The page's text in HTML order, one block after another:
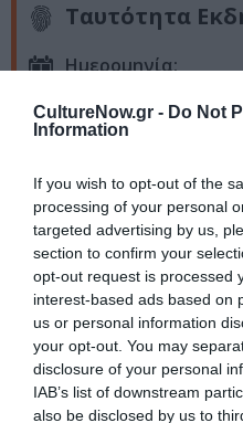
CultureNow.gr - Do Not
Information
If you wish to opt-out of the
processing of your personal
targeted advertising by us,
section to confirm your
opt-out request is processed
interest-based ads based on
us or personal information
your opt-out. You may
disclosure of your personal
IAB’s list of downstream
also be disclosed by us to
Ταυτότητα
Ημερομηνία:
30/03/2024
Τοποθεσία:
Gagarin 205, Λιοσίων
Gagarin 205
Eισιτήρια:
13€
Πληροφορίες /